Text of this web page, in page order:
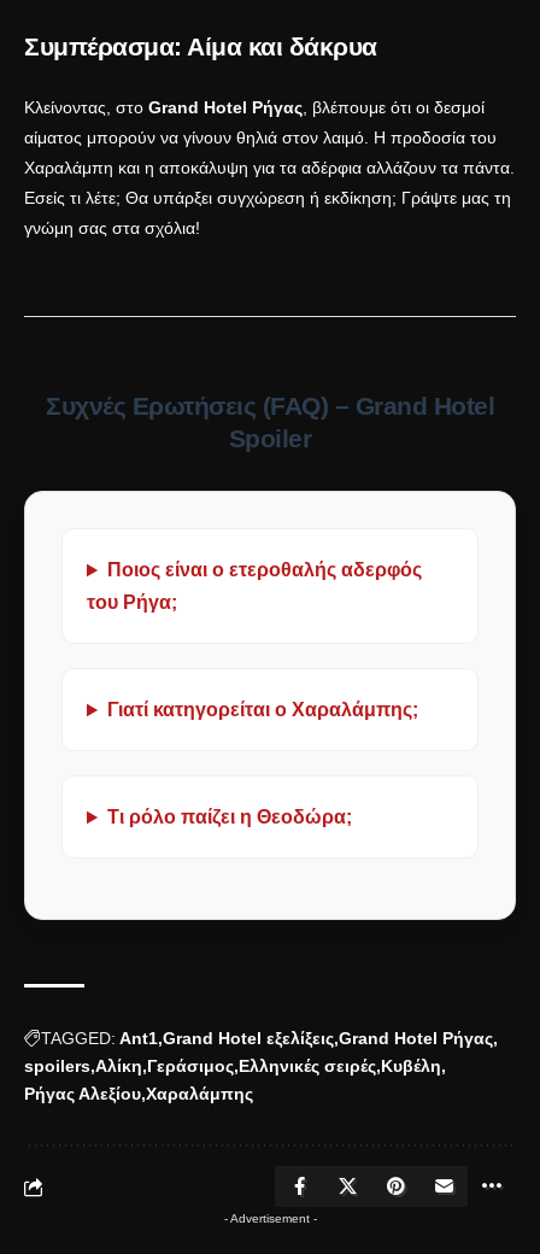
Συμπέρασμα: Αίμα και δάκρυα
Κλείνοντας, στο Grand Hotel Ρήγας, βλέπουμε ότι οι δεσμοί
αίματος μπορούν να γίνουν θηλιά στον λαιμό. Η προδοσία του
Χαραλάμπη και η αποκάλυψη για τα αδέρφια αλλάζουν τα πάντα.
Εσείς τι λέτε; Θα υπάρξει συγχώρεση ή εκδίκηση; Γράψτε μας τη
γνώμη σας στα σχόλια!
Συχνές Ερωτήσεις (FAQ) – Grand Hotel
Spoiler
Ποιος είναι ο ετεροθαλής αδερφός
του Ρήγα;
Γιατί κατηγορείται ο Χαραλάμπης;
Τι ρόλο παίζει η Θεοδώρα;
TAGGED: Ant1 Grand Hotel εξελίξεις Grand Hotel Ρήγας
spoilers Αλίκη Γεράσιμος Ελληνικές σειρές Κυβέλη
Ρήγας Αλεξίου Χαραλάμπης
- Advertisement -